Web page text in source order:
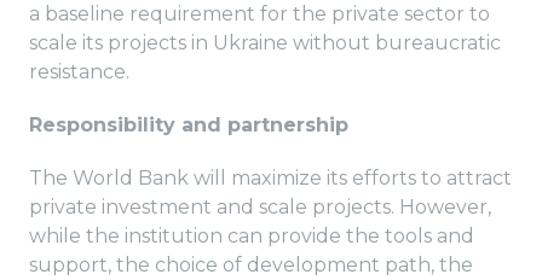
a baseline requirement for the private sector to
scale its projects in Ukraine without bureaucratic
resistance.
Responsibility and partnership
The World Bank will maximize its efforts to attract
private investment and scale projects. However,
while the institution can provide the tools and
support, the choice of development path, the